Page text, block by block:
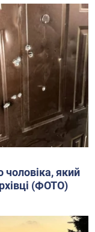
чоловіка, який
(ФОТО)